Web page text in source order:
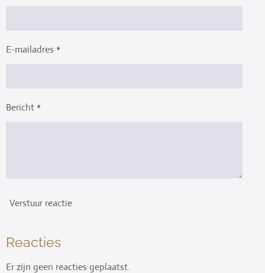
E-mailadres *
Bericht *
Verstuur reactie
Reacties
Er zijn geen reacties geplaatst.